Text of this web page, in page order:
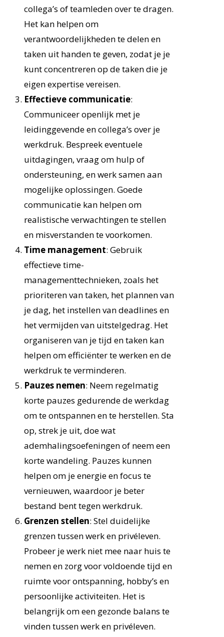
collega’s of teamleden over te dragen.
Het kan helpen om
verantwoordelijkheden te delen en
taken uit handen te geven, zodat je je
kunt concentreren op de taken die je
eigen expertise vereisen.
Effectieve communicatie:
Communiceer openlijk met je
leidinggevende en collega’s over je
werkdruk. Bespreek eventuele
uitdagingen, vraag om hulp of
ondersteuning, en werk samen aan
mogelijke oplossingen. Goede
communicatie kan helpen om
realistische verwachtingen te stellen
en misverstanden te voorkomen.
Time management: Gebruik
effectieve time-
managementtechnieken, zoals het
prioriteren van taken, het plannen van
je dag, het instellen van deadlines en
het vermijden van uitstelgedrag. Het
organiseren van je tijd en taken kan
helpen om efficiënter te werken en de
werkdruk te verminderen.
Pauzes nemen: Neem regelmatig
korte pauzes gedurende de werkdag
om te ontspannen en te herstellen. Sta
op, strek je uit, doe wat
ademhalingsoefeningen of neem een
korte wandeling. Pauzes kunnen
helpen om je energie en focus te
vernieuwen, waardoor je beter
bestand bent tegen werkdruk.
Grenzen stellen: Stel duidelijke
grenzen tussen werk en privéleven.
Probeer je werk niet mee naar huis te
nemen en zorg voor voldoende tijd en
ruimte voor ontspanning, hobby’s en
persoonlijke activiteiten. Het is
belangrijk om een gezonde balans te
vinden tussen werk en privéleven.